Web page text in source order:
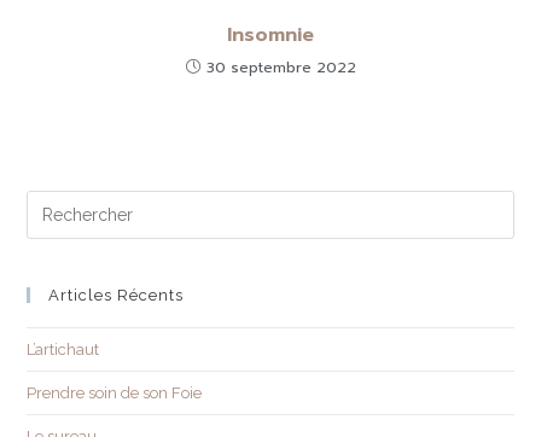
Insomnie
30 septembre 2022
Articles Récents
L’artichaut
Prendre soin de son Foie